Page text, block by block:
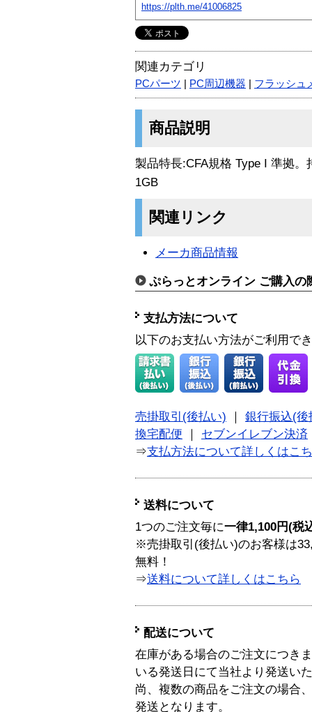
https://plth.me/41006825
関連カテゴリ
PCパーツ PC周辺機器 フラッシュ
商品説明
製品特長:CFA規格 Type I 準拠
1GB
関連リンク
メーカ商品情報
ぷらっとオンライン ご購入の
支払方法について
以下のお支払い方法がご利用で
売掛取引(後払い)
銀行振込(後
換宅配便
セブンイレブン決済
⇒支払方法について詳しくはこ
送料について
1つのご注文毎に一律1,100円(税
※売掛取引(後払い)のお客様は
無料！
⇒送料について詳しくはこちら
配送について
在庫がある場合のご注文につき
いる発送日にて当社より発送い
尚、複数の商品をご注文の場合
発送となります。